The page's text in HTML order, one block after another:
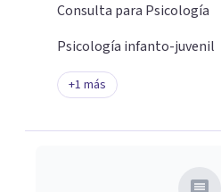
Consulta para Psicología
Psicología infanto-juvenil
+1 más